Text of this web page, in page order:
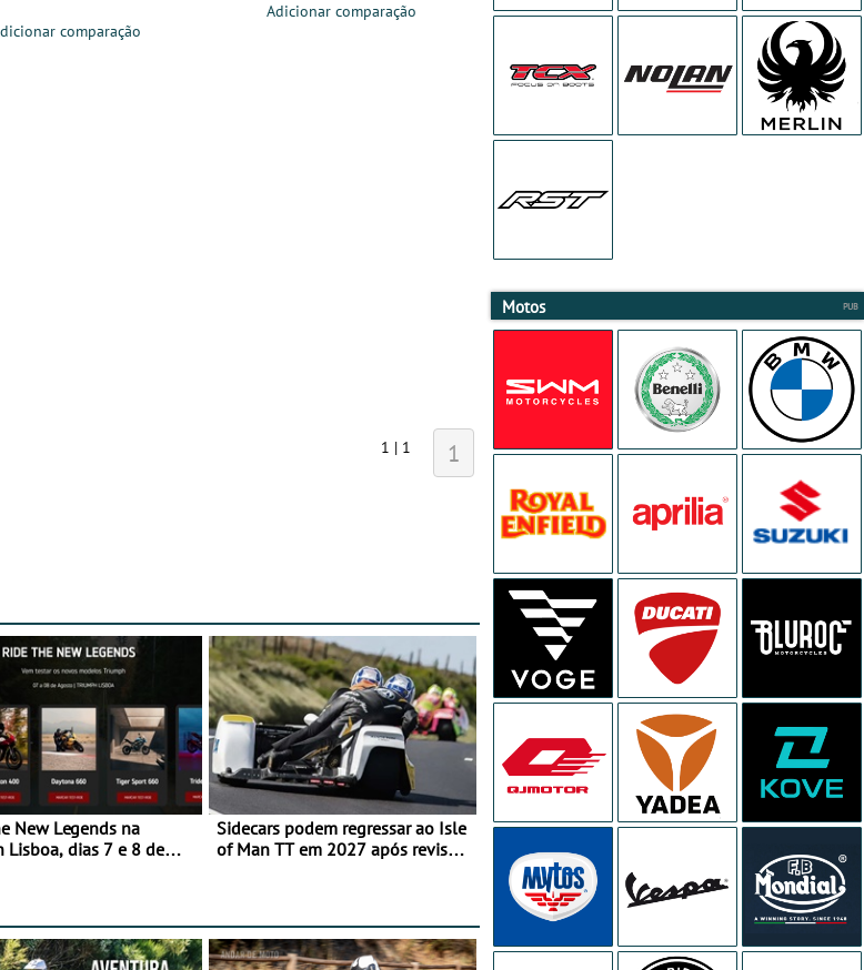
comparação
Adicionar comparação
1 | 1
1
New Legends na
Lisboa, dias 7 e 8 de
Sidecars podem regressar ao Isle
of Man TT em 2027 após revisão
Motos